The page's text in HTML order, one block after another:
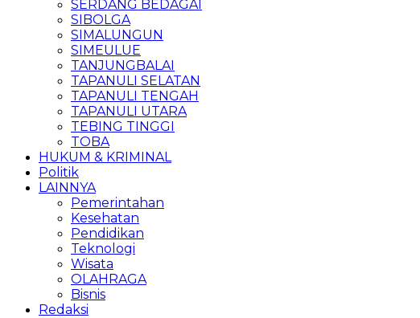
SERDANG BEDAGAI
SIBOLGA
SIMALUNGUN
SIMEULUE
TANJUNGBALAI
TAPANULI SELATAN
TAPANULI TENGAH
TAPANULI UTARA
TEBING TINGGI
TOBA
HUKUM & KRIMINAL
Politik
LAINNYA
Pemerintahan
Kesehatan
Pendidikan
Teknologi
Wisata
OLAHRAGA
Bisnis
Redaksi